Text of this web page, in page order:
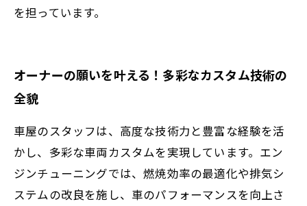
を担っています。
オーナーの願いを叶える！多彩なカスタム技術の
全貌
車屋のスタッフは、高度な技術力と豊富な経験を活
かし、多彩な車両カスタムを実現しています。エン
ジンチューニングでは、燃焼効率の最適化や排気シ
ステムの改良を施し、車のパフォーマンスを向上さ